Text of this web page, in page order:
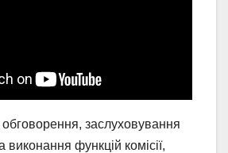
заслуховування
виконання функцій комісії,